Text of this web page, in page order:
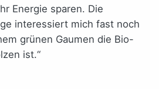
Energie sparen. Die
interessiert mich fast noch
grünen Gaumen die Bio-
ist.“